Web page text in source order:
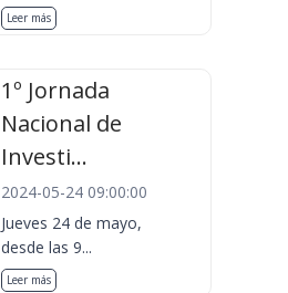
Leer más
1º Jornada
Nacional de
Investi...
2024-05-24 09:00:00
Jueves 24 de mayo,
desde las 9...
Leer más